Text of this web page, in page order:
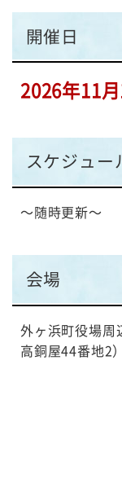
メ
ー
開催日
2026年11
スケジュー
～随時更新～
会場
外ヶ浜町役場周
高銅屋44番地2）